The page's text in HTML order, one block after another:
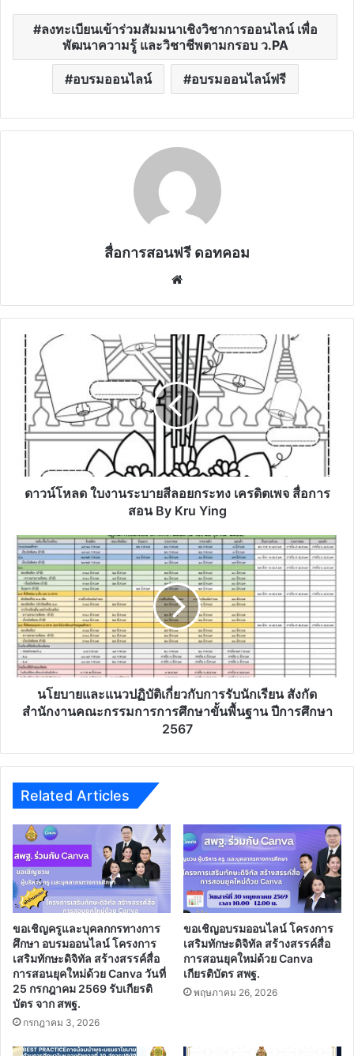
ลงทะเบียนเข้าร่วมสัมมนาเชิงวิชาการออนไลน์ เพื่อ
พัฒนาความรู้ และวิชาชีพตามกรอบ ว.PA
อบรมออนไลน์ อบรมออนไลน์ฟรี
สื่อการสอนฟรี ดอทคอม
ดาวน์โหลด
งาน
ระบาย
ลอย
กระทง
เครดิต
เพจ
By
Kru
Ying
ดาวน์โหลด ใบงานระบายสีลอยกระทง เครดิตเพจ สื่อการ
สอน By Kru Ying
นโยบาย
และ
แนว
ปฏิบัติ
เกี่ยว
กับ
การ
รับ
นักเรียน
สำนักงาน
การ
ขั้น
พื้น
ฐาน
การ
ศึกษา
2567
นโยบายและแนวปฏิบัติเกี่ยวกับการรับนักเรียน สังกัด
สำนักงานคณะกรรมการการศึกษาขั้นพื้นฐาน ปีการศึกษา
2567
Related Articles
ขอเชิญครูและบุคลกกรทางการ
ศึกษา อบรมออนไลน์ โครงการ
เสริมทักษะดิจิทัล สร้างสรรค์สื่อ
การสอนยุคใหม่ด้วย Canva วันที่
25 กรกฎาคม 2569 รับเกียรติ
บัตร จาก สพฐ.
กรกฎาคม 3, 2026
ขอเชิญอบรมออนไลน์ โครงการ
เสริมทักษะดิจิทัล สร้างสรรค์สื่อ
การสอนยุคใหม่ด้วย Canva
เกียรติบัตร สพฐ.
พฤษภาคม 26, 2026